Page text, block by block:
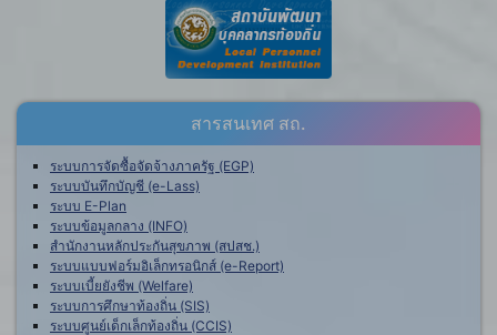
สารสนเทศ สถ.
ระบบการจัดซื้อจัดจ้างภาครัฐ (EGP)
ระบบบันทึกบัญชี (e-Lass)
ระบบ E-Plan
ระบบข้อมูลกลาง (INFO)
สำนักงานหลักประกันสุขภาพ (สปสช.)
ระบบแบบฟอร์มอิเล็กทรอนิกส์ (e-Report)
ระบบเบี้ยยังชีพ (Welfare)
ระบบการศึกษาท้องถิ่น (SIS)
ระบบศูนย์เด็กเล็กท้องถิ่น (CCIS)